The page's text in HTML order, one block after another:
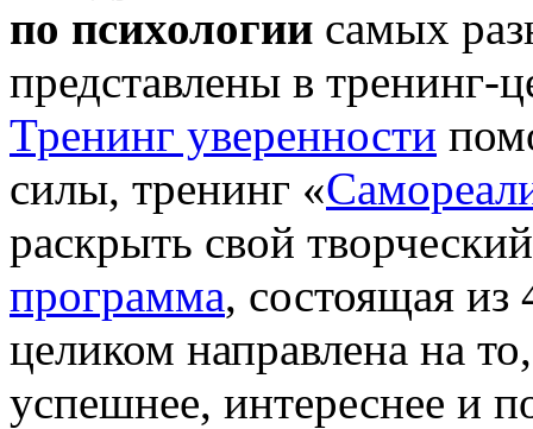
по психологии самых
представлены в тренинг-
Тренинг уверенности
силы, тренинг «
раскрыть свой
программа, состоящая из
целиком направлена на
успешнее, интереснее и